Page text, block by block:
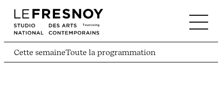
Cette semaineToute la programmation